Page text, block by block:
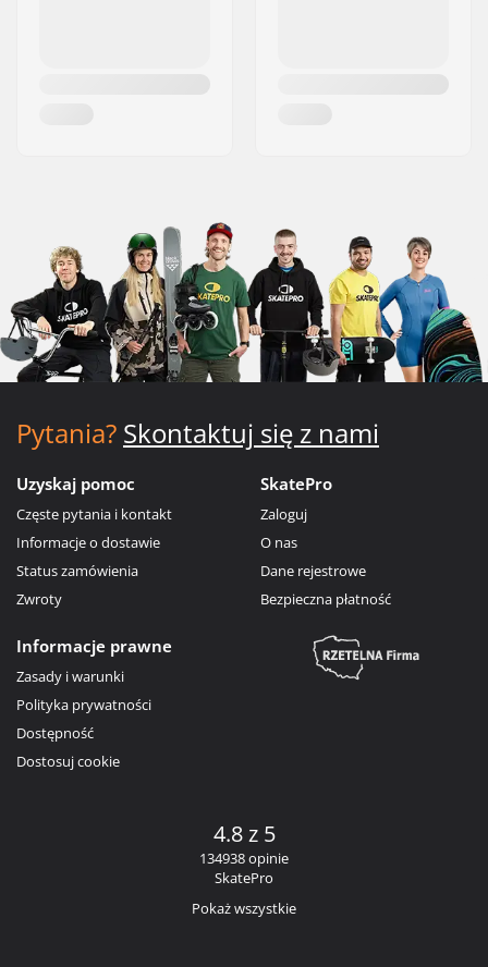
Pytania? Skontaktuj się z nami
Uzyskaj pomoc
Częste pytania i kontakt
Informacje o dostawie
Status zamówienia
Zwroty
SkatePro
Zaloguj
O nas
Dane rejestrowe
Bezpieczna płatność
Informacje prawne
Zasady i warunki
Polityka prywatności
Dostępność
Dostosuj cookie
4.8 z 5
134938 opinie
SkatePro
Pokaż wszystkie